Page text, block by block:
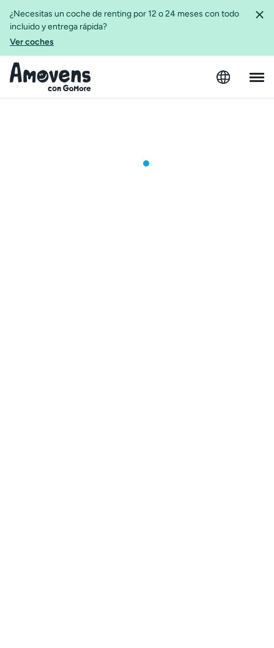
¿Necesitas un coche de renting por 12 o 24 meses con todo
incluido y entrega rápida?
Ver coches